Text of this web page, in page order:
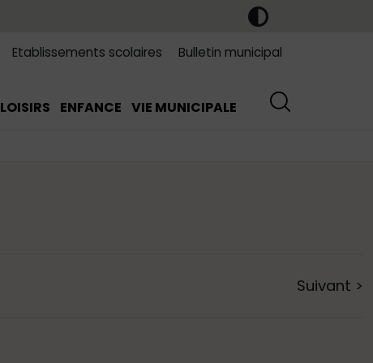
Etablissements scolaires Bulletin municipal
LOISIRS ENFANCE VIE MUNICIPALE
Suivant >